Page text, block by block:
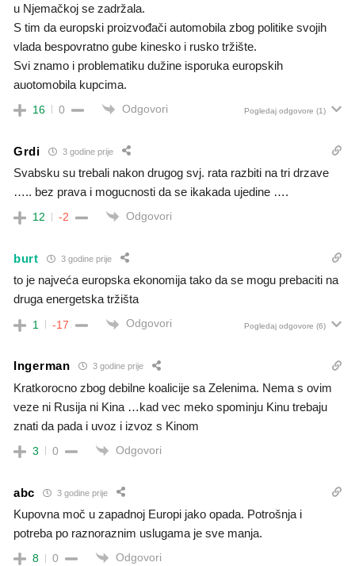
u Njemačkoj se zadržala.
S tim da europski proizvođači automobila zbog politike svojih
vlada bespovratno gube kinesko i rusko tržište.
Svi znamo i problematiku dužine isporuka europskih
auotomobila kupcima.
16 0 Odgovori Pogledaj odgovore (1)
Grdi 3 godine prije
Svabsku su trebali nakon drugog svj. rata razbiti na tri drzave
….. bez prava i mogucnosti da se ikakada ujedine ….
12 -2 Odgovori
burt 3 godine prije
to je najveća europska ekonomija tako da se mogu prebaciti na
druga energetska tržišta
1 -17 Odgovori Pogledaj odgovore (6)
Ingerman 3 godine prije
Kratkorocno zbog debilne koalicije sa Zelenima. Nema s ovim
veze ni Rusija ni Kina …kad vec meko spominju Kinu trebaju
znati da pada i uvoz i izvoz s Kinom
3 0 Odgovori
abc 3 godine prije
Kupovna moč u zapadnoj Europi jako opada. Potrošnja i
potreba po raznoraznim uslugama je sve manja.
8 0 Odgovori